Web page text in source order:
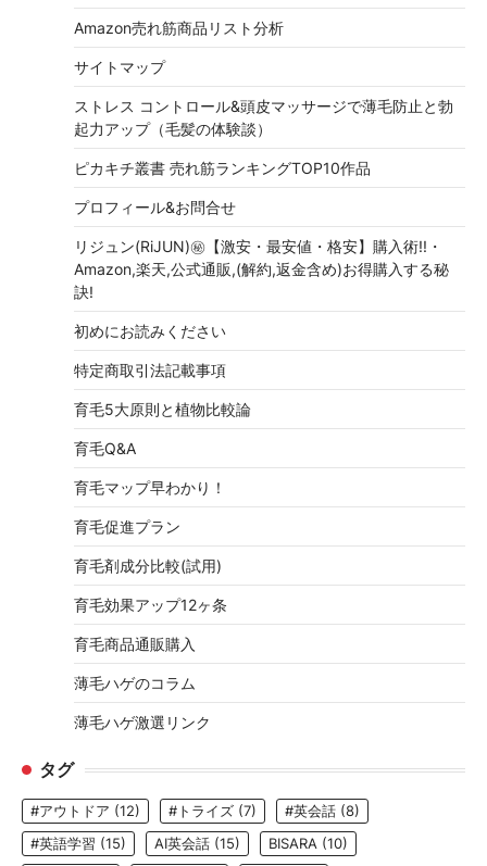
Amazon売れ筋商品リスト分析
サイトマップ
ストレス コントロール&頭皮マッサージで薄毛防止と勃
起力アップ（毛髪の体験談）
ピカキチ叢書 売れ筋ランキングTOP10作品
プロフィール&お問合せ
リジュン(RiJUN)㊙【激安・最安値・格安】購入術!!・
Amazon,楽天,公式通販,(解約,返金含め)お得購入する秘
訣!
初めにお読みください
特定商取引法記載事項
育毛5大原則と植物比較論
育毛Q&A
育毛マップ早わかり！
育毛促進プラン
育毛剤成分比較(試用)
育毛効果アップ12ヶ条
育毛商品通販購入
薄毛ハゲのコラム
薄毛ハゲ激選リンク
タグ
#アウトドア (12) #トライズ (7) #英会話 (8)
#英語学習 (15) AI英会話 (15) BISARA (10)